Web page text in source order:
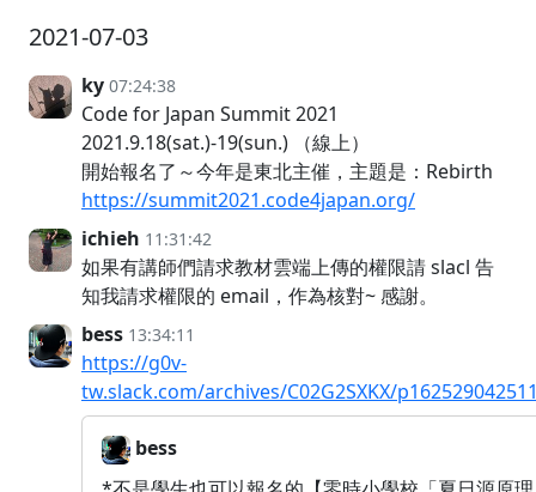
2021-07-03
ky 07:24:38
Code for Japan Summit 2021
2021.9.18(sat.)-19(sun.) （線上）
開始報名了～今年是東北主催，主題是：Rebirth
https://summit2021.code4japan.org/
ichieh 11:31:42
如果有講師們請求教材雲端上傳的權限請 slacl 告
知我請求權限的 email，作為核對~ 感謝。
bess 13:34:11
https://g0v-
tw.slack.com/archives/C02G2SXKX/
bess